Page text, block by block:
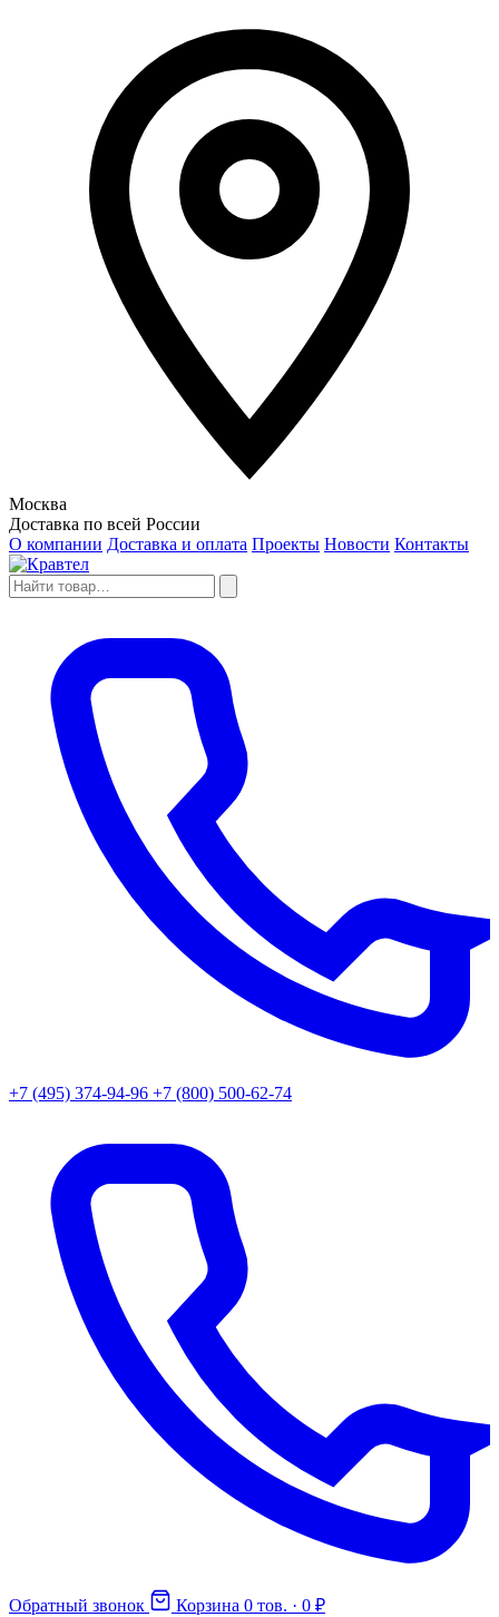
Москва
Доставка по всей России
О компании Доставка и оплата Проекты Новости Контакты
+7 (495) 374-94-96 +7 (800) 500-62-74
Обратный звонок Корзина 0 тов. · 0 ₽